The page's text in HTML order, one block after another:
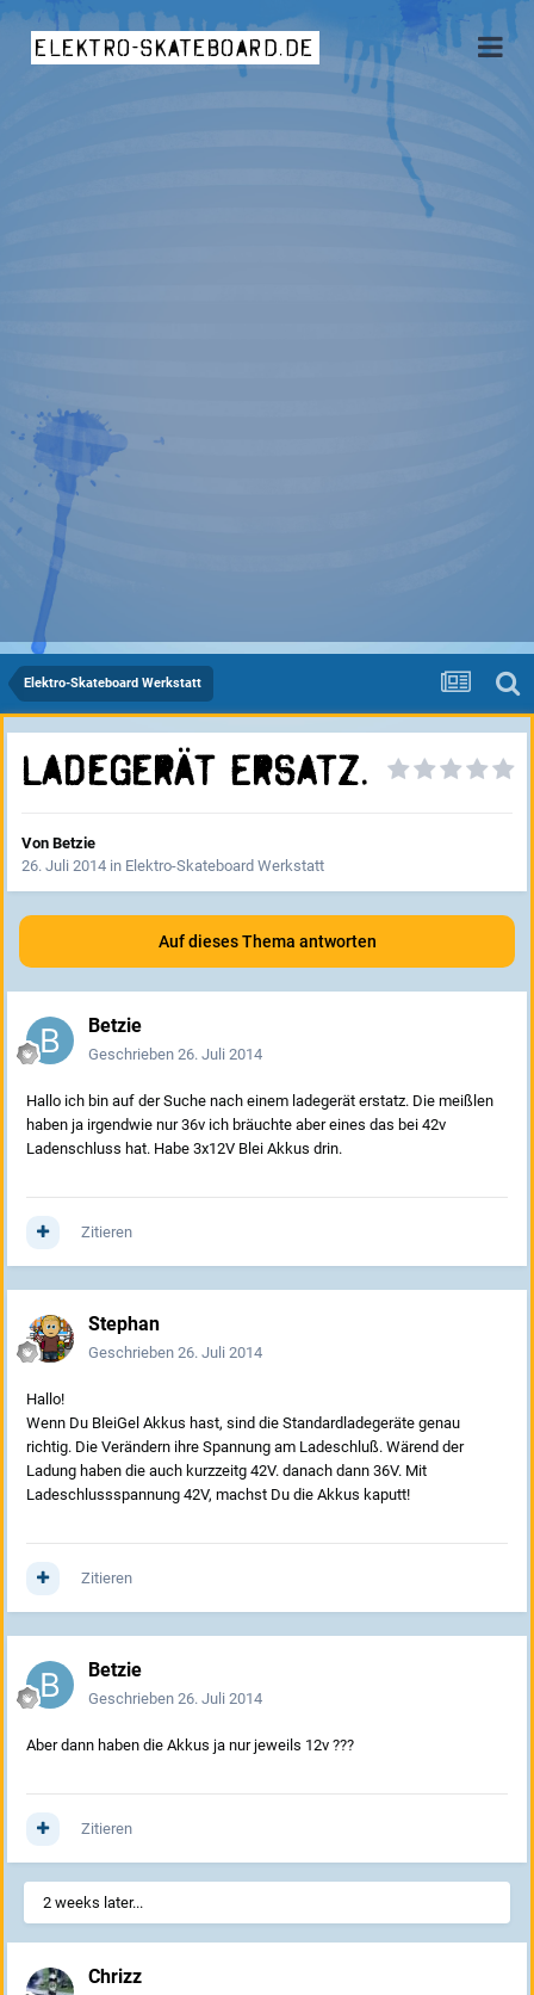
elektro-skateboard.de
Elektro-Skateboard Werkstatt
Ladegerät Ersatz.
Von Betzie
26. Juli 2014 in Elektro-Skateboard Werkstatt
Auf dieses Thema antworten
Betzie
Geschrieben 26. Juli 2014
Hallo ich bin auf der Suche nach einem ladegerät erstatz. Die meißlen
haben ja irgendwie nur 36v ich bräuchte aber eines das bei 42v
Ladenschluss hat. Habe 3x12V Blei Akkus drin.
Zitieren
Stephan
Geschrieben 26. Juli 2014
Hallo!
Wenn Du BleiGel Akkus hast, sind die Standardladegeräte genau
richtig. Die Verändern ihre Spannung am Ladeschluß. Wärend der
Ladung haben die auch kurzzeitg 42V. danach dann 36V. Mit
Ladeschlussspannung 42V, machst Du die Akkus kaputt!
Zitieren
Betzie
Geschrieben 26. Juli 2014
Aber dann haben die Akkus ja nur jeweils 12v ???
Zitieren
2 weeks later...
Chrizz